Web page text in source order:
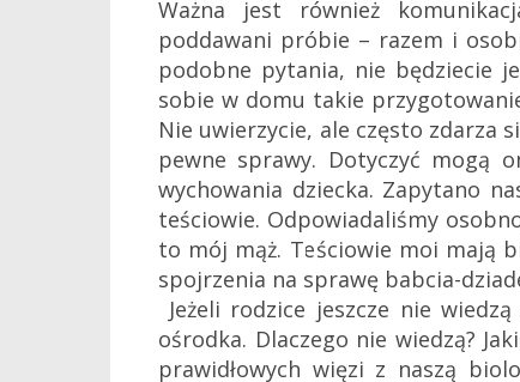
Ważna jest również
poddawani próbie – razem i
podobne pytania, nie będziecie
sobie w domu takie
Nie uwierzycie, ale często zdarza
pewne sprawy. Dotyczyć mogą
wychowania dziecka. Zapytano
teściowie. Odpowiadaliśmy
to mój mąż. Teściowie moi mają
spojrzenia na sprawę babcia-
Jeżeli rodzice jeszcze nie
ośrodka. Dlaczego nie wiedzą?
prawidłowych więzi z naszą